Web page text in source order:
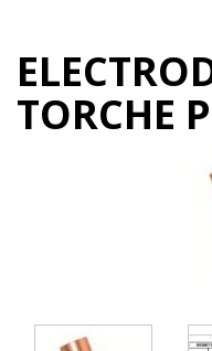
TORCHE